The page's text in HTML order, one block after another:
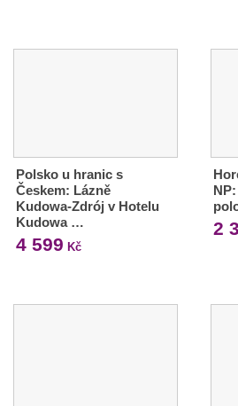
Polsko u hranic s
Českem: Lázně
Kudowa-Zdrój v Hotelu
Kudowa …
4 599 Kč
2